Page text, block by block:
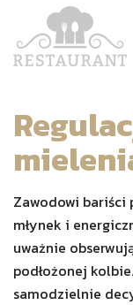
Zawodowi bariści
młynek i
uważnie
podłożonej
samodzielnie